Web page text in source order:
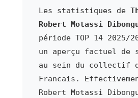
Les statistiques de
Robert Motassi
période TOP 14 2025/
un aperçu factuel de
au sein du collectif
Francais.
Robert Motassi